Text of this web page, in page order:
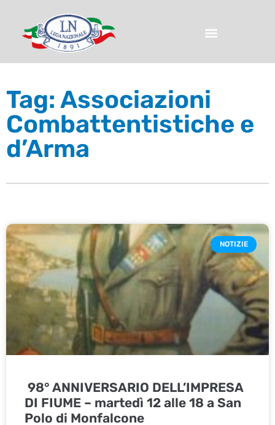
Tag: Associazioni
Combattentistiche e
d’Arma
NOTIZIE
98° ANNIVERSARIO DELL’IMPRESA
DI FIUME – martedì 12 alle 18 a San
Polo di Monfalcone